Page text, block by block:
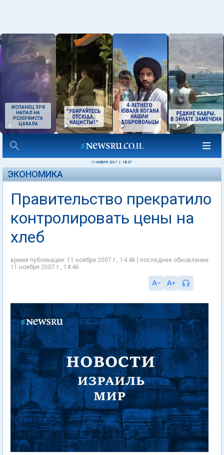
ИСПАНЕЦ ЗРЯ
НАПАЛ НА
РЕЗЕРВИСТА
ЦАХАЛА
11 НОЯБРЯ 2007 18:37
ЭКОНОМИКА
Правительство прекратило
контролировать цены на
хлеб
время публикации: 11 ноября 2007 г., 14:46 | последнее обновление:
11 ноября 2007 г., 14:46